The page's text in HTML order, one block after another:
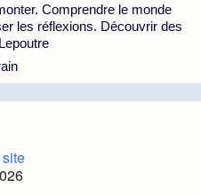
Comprendre le monde
les réflexions. Découvrir des